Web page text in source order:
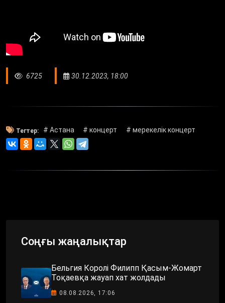
6725 30.12.2023, 18:00
Тегтер: # Астана # концерт # мерекелік концерт
Соңғы жаңалықтар
Бельгия Королі Филипп Қасым-Жомарт
Тоқаевқа жауап хат жолдады
08.08.2026, 17:06